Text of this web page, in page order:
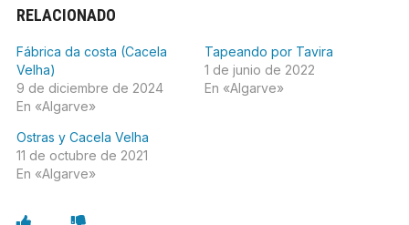
RELACIONADO
Fábrica da costa (Cacela
Velha)
9 de diciembre de 2024
En «Algarve»
Tapeando por Tavira
1 de junio de 2022
En «Algarve»
Ostras y Cacela Velha
11 de octubre de 2021
En «Algarve»